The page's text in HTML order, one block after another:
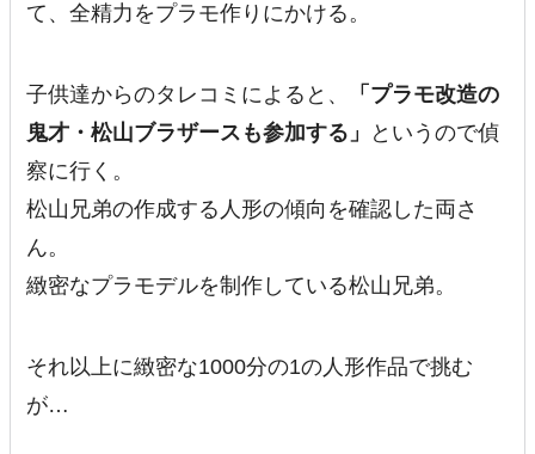
て、全精力をプラモ作りにかける。
子供達からのタレコミによると、
「プラモ改造の
鬼才・松山ブラザースも参加する」
というので偵
察に行く。
松山兄弟の作成する人形の傾向を確認した両さ
ん。
緻密なプラモデルを制作している松山兄弟。
それ以上に緻密な1000分の1の人形作品で挑む
が…